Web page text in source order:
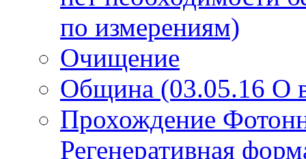
по измерениям)
Очищение
Община (03.05.16 О
Прохождение
Регенеративная